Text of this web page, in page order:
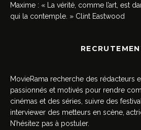
Maxime : « La vérité, comme l’art, est
qui la contemple. » Clint Eastwood
MovieRama recherche des rédacteurs
passionnés et motivés pour rendre
cinémas et des séries, suivre des
interviewer des metteurs en scène,
N’hésitez pas à postuler.